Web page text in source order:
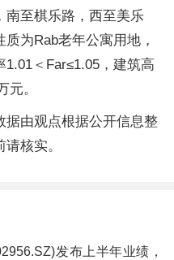
南至棋乐路，西至美乐
为Rab老年公寓用地，
1.01＜Far≤1.05，建筑高
元。
据由观点根据公开信息整
核实。
发布上半年业绩，